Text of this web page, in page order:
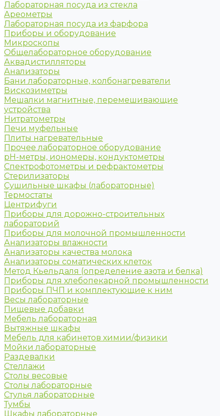
Лабораторная посуда из стекла
Ареометры
Лабораторная посуда из фарфора
Приборы и оборудование
Микроскопы
Общелабораторное оборудование
Аквадистилляторы
Анализаторы
Бани лабораторные, колбонагреватели
Вискозиметры
Мешалки магнитные, перемешивающие
устройства
Нитратометры
Печи муфельные
Плиты нагревательные
Прочее лабораторное оборудование
рН-метры, иономеры, кондуктометры
Спектрофотометры и рефрактометры
Стерилизаторы
Сушильные шкафы (лабораторные)
Термостаты
Центрифуги
Приборы для дорожно-строительных
лабораторий
Приборы для молочной промышленности
Анализаторы влажности
Анализаторы качества молока
Анализаторы соматических клеток
Метод Кьельдаля (определение азота и белка)
Приборы для хлебопекарной промышленности
Приборы ПЧП и комплектующие к ним
Весы лабораторные
Пищевые добавки
Мебель лабораторная
Вытяжные шкафы
Мебель для кабинетов химии/физики
Мойки лабораторные
Раздевалки
Стеллажи
Столы весовые
Столы лабораторные
Стулья лабораторные
Тумбы
Шкафы лабораторные